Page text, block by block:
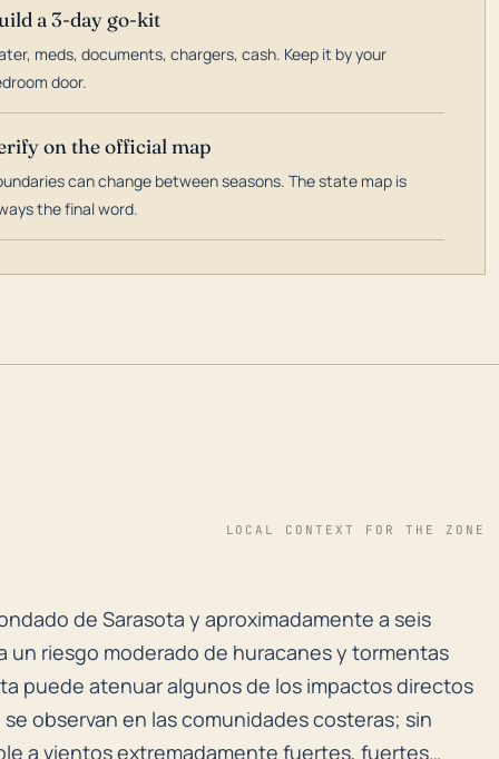
a 3-day go-kit
meds, documents, chargers, cash. Keep it by your
door.
on the official map
can change between seasons. The state map is
the final word.
LOCAL CONTEXT FOR THE ZONE
de Sarasota y aproximadamente a seis
de Sarasota y aproximadamente a seis
un riesgo moderado de huracanes y tormentas
puede atenuar algunos de los impactos directos
observan en las comunidades costeras; sin
a vientos extremadamente fuertes, fuertes